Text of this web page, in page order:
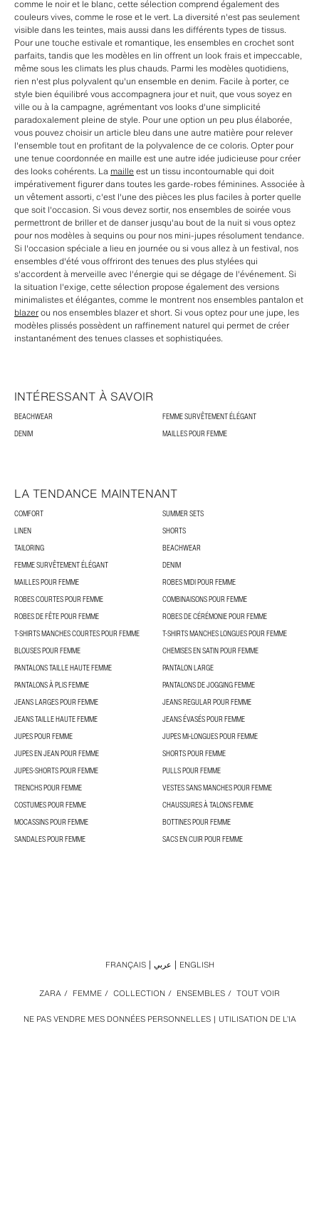
comme le noir et le blanc, cette sélection comprend également des
couleurs vives, comme le rose et le vert. La diversité n'est pas seulement
visible dans les teintes, mais aussi dans les différents types de tissus.
Pour une touche estivale et romantique, les ensembles en crochet sont
parfaits, tandis que les modèles en lin offrent un look frais et impeccable,
même sous les climats les plus chauds. Parmi les modèles quotidiens,
rien n'est plus polyvalent qu'un ensemble en denim. Facile à porter, ce
style bien équilibré vous accompagnera jour et nuit, que vous soyez en
ville ou à la campagne, agrémentant vos looks d'une simplicité
paradoxalement pleine de style. Pour une option un peu plus élaborée,
vous pouvez choisir un article bleu dans une autre matière pour relever
l'ensemble tout en profitant de la polyvalence de ce coloris. Opter pour
une tenue coordonnée en maille est une autre idée judicieuse pour créer
des looks cohérents. La mailleest un tissu incontournable qui doit
impérativement figurer dans toutes les garde-robes féminines. Associée à
un vêtement assorti, c'est l'une des pièces les plus faciles à porter quelle
que soit l'occasion. Si vous devez sortir, nos ensembles de soirée vous
permettront de briller et de danser jusqu'au bout de la nuit si vous optez
pour nos modèles à sequins ou pour nos mini-jupes résolument tendance.
Si l'occasion spéciale a lieu en journée ou si vous allez à un festival, nos
ensembles d'été vous offriront des tenues des plus stylées qui
s'accordent à merveille avec l'énergie qui se dégage de l'événement. Si
la situation l'exige, cette sélection propose également des versions
minimalistes et élégantes, comme le montrent nos ensembles pantalon et
blazerou nos ensembles blazer et short. Si vous optez pour une jupe, les
modèles plissés possèdent un raffinement naturel qui permet de créer
instantanément des tenues classes et sophistiquées.
INTÉRESSANT À SAVOIR
BEACHWEAR
FEMME SURVÊTEMENT ÉLÉGANT
DENIM
MAILLES POUR FEMME
LA TENDANCE MAINTENANT
COMFORT
SUMMER SETS
LINEN
SHORTS
TAILORING
BEACHWEAR
FEMME SURVÊTEMENT ÉLÉGANT
DENIM
MAILLES POUR FEMME
ROBES MIDI POUR FEMME
ROBES COURTES POUR FEMME
COMBINAISONS POUR FEMME
ROBES DE FÊTE POUR FEMME
ROBES DE CÉRÉMONIE POUR FEMME
T-SHIRTS MANCHES COURTES POUR FEMME
T-SHIRTS MANCHES LONGUES POUR FEMME
BLOUSES POUR FEMME
CHEMISES EN SATIN POUR FEMME
PANTALONS TAILLE HAUTE FEMME
PANTALON LARGE
PANTALONS À PLIS FEMME
PANTALONS DE JOGGING FEMME
JEANS LARGES POUR FEMME
JEANS REGULAR POUR FEMME
JEANS TAILLE HAUTE FEMME
JEANS ÉVASÉS POUR FEMME
JUPES POUR FEMME
JUPES MI-LONGUES POUR FEMME
JUPES EN JEAN POUR FEMME
SHORTS POUR FEMME
JUPES-SHORTS POUR FEMME
PULLS POUR FEMME
TRENCHS POUR FEMME
VESTES SANS MANCHES POUR FEMME
COSTUMES POUR FEMME
CHAUSSURES À TALONS FEMME
MOCASSINS POUR FEMME
BOTTINES POUR FEMME
SANDALES POUR FEMME
SACS EN CUIR POUR FEMME
NE PAS VENDRE MES DONNÉES PERSONNELLES UTILISATION DE L’IA
ZARA / FEMME / COLLECTION / ENSEMBLES / TOUT VOIR
FRANÇAIS عربي ENGLISH